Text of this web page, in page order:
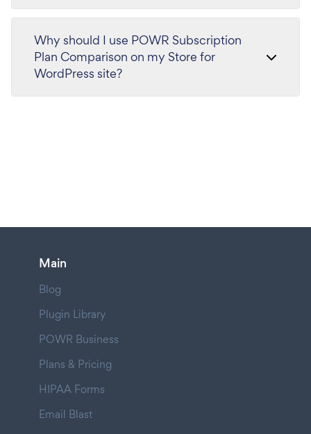
Why should I use POWR Subscription
Plan Comparison on my Store for
WordPress site?
Main
Blog
Plugin Library
POWR Business
Plans & Pricing
HIPAA Forms
Email Blast